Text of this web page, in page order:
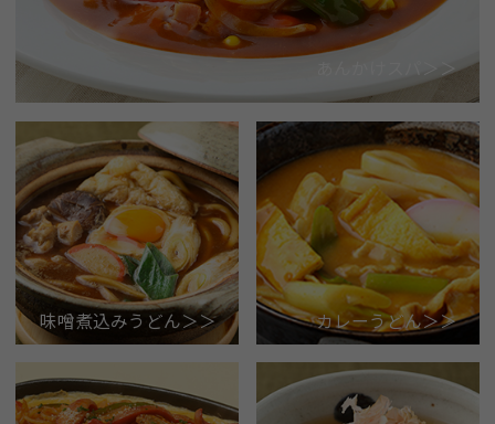
あんかけスパ＞＞
味噌煮込みうどん＞＞ カレーうどん＞＞